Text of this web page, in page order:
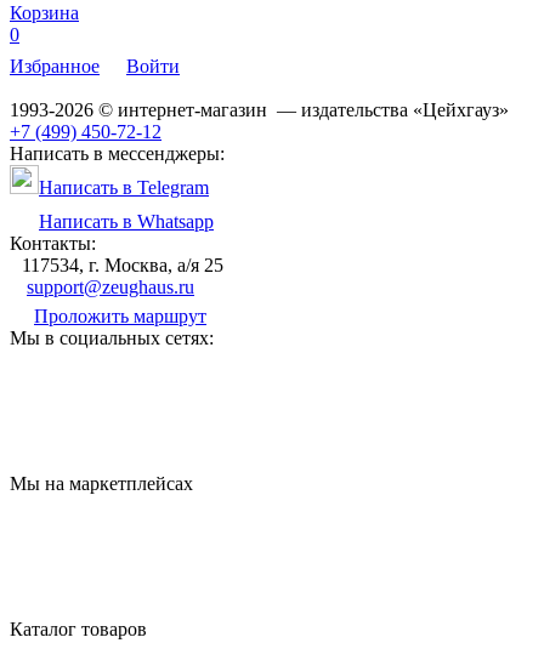
Корзина
0
Избранное
Войти
1993-2026 © интернет-магазин — издательства «Цейхгауз»
+7 (499) 450-72-12
Написать в мессенджеры:
Написать в Telegram
Написать в Whatsapp
Контакты:
117534, г. Москва, а/я 25
support@zeughaus.ru
Проложить маршрут
Мы в социальных сетях:
Мы на маркетплейсах
Каталог товаров